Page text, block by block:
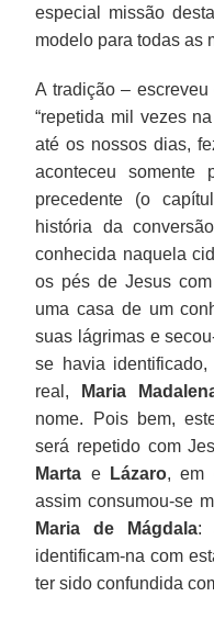
especial missão
modelo para todas as
A tradição – escreveu
“repetida mil vezes
até os nossos dias,
aconteceu somente
precedente (o
história da
conhecida naquela
os pés de Jesus
uma casa de um
suas lágrimas e
se havia identificado,
real,
Maria
nome. Pois bem,
será repetido com
Marta e Lázaro, em
assim consumou-se
Maria de Mágdala:
identificam-na com
ter sido confundida